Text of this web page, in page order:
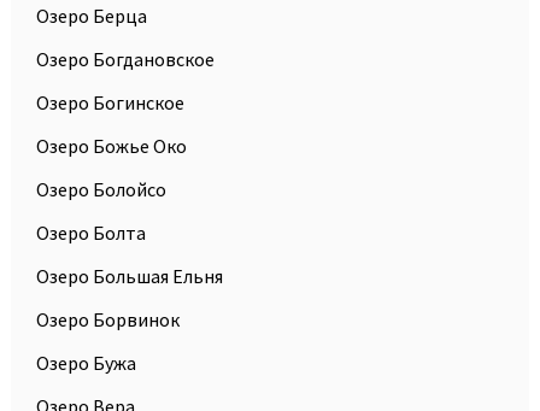
Озеро Берца
Озеро Богдановское
Озеро Богинское
Озеро Божье Око
Озеро Болойсо
Озеро Болта
Озеро Большая Ельня
Озеро Борвинок
Озеро Бужа
Озеро Вера